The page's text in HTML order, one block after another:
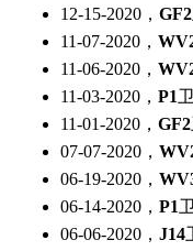
12-15-2020， GF2
11-07-2020，
11-06-2020，
11-03-2020， P1
11-01-2020， GF2
07-07-2020，
06-19-2020，
06-14-2020， P1
06-06-2020， J14